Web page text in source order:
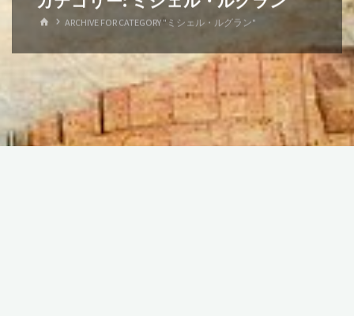
ホ ARCHIVE FOR CATEGORY "ミシェル・ルグラン"